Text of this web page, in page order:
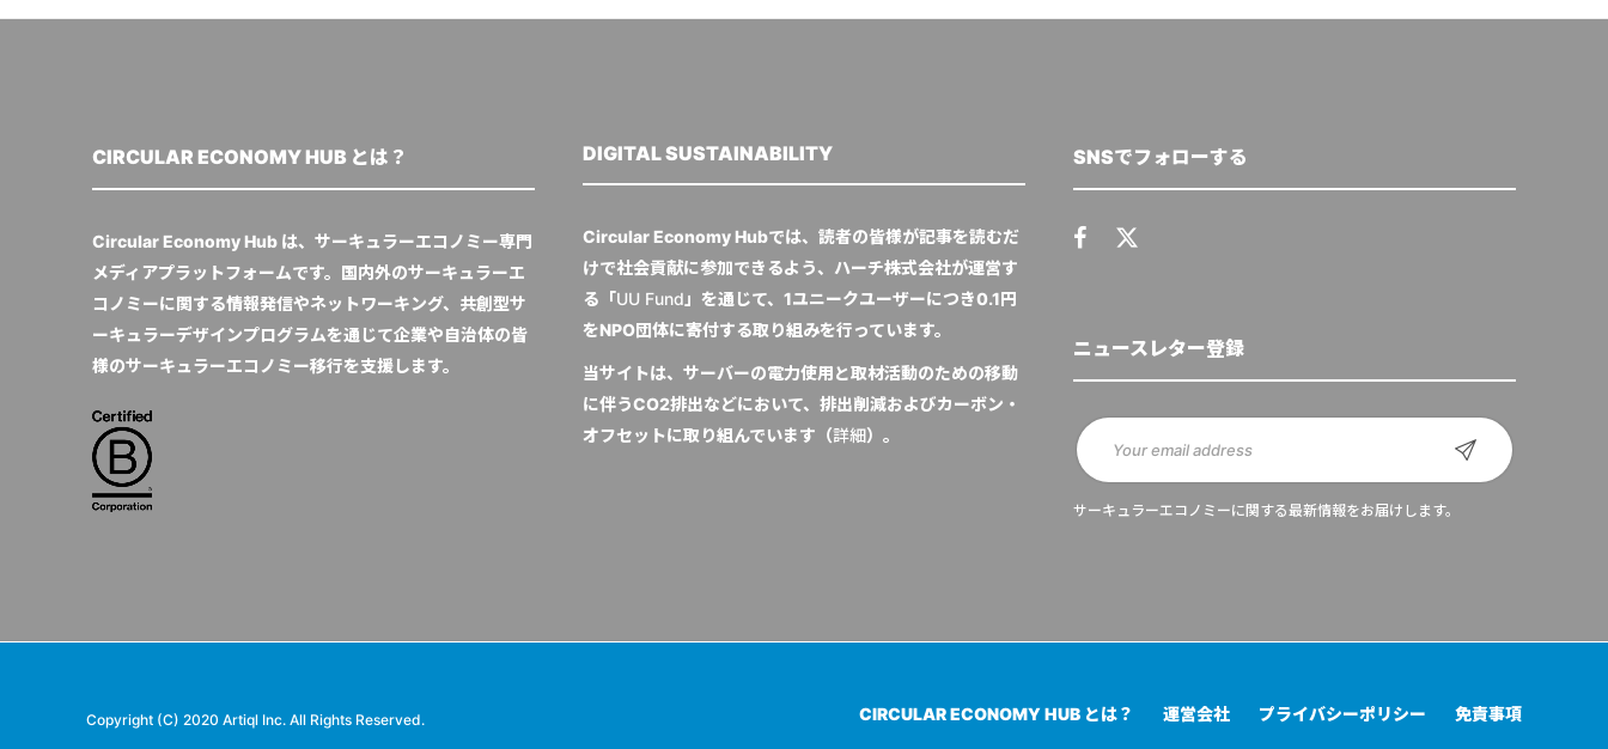
CIRCULAR ECONOMY HUB とは？
Circular Economy Hub は、サーキュラーエコノミー専門
メディアプラットフォームです。国内外のサーキュラーエ
コノミーに関する情報発信やネットワーキング、共創型サ
ーキュラーデザインプログラムを通じて企業や自治体の皆
様のサーキュラーエコノミー移行を支援します。
DIGITAL SUSTAINABILITY
Circular Economy Hubでは、読者の皆様が記事を読むだ
けで社会貢献に参加できるよう、ハーチ株式会社が運営す
る「UU Fund」を通じて、1ユニークユーザーにつき0.1円
をNPO団体に寄付する取り組みを行っています。
当サイトは、サーバーの電力使用と取材活動のための移動
に伴うCO2排出などにおいて、排出削減およびカーボン・
オフセットに取り組んでいます（詳細）。
SNSでフォローする
ニュースレター登録
サーキュラーエコノミーに関する最新情報をお届けします。
Copyright (C) 2020 Artiql Inc. All Rights Reserved. CIRCULAR ECONOMY HUB とは？ 運営会社 プライバシーポリシー 免責事項